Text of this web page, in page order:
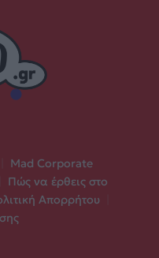
Mad Corporate
Πώς να έρθεις στο
Απορρήτου